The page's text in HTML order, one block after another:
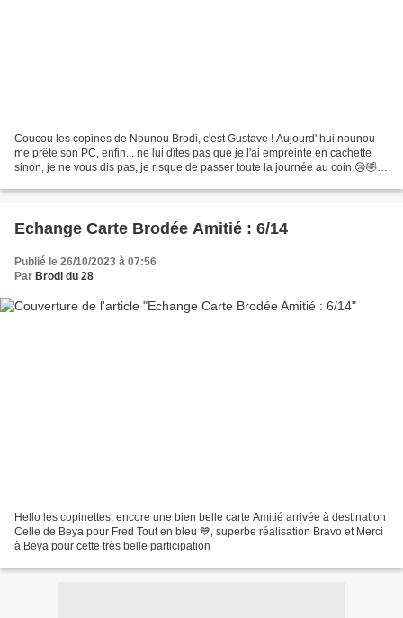
Coucou les copines de Nounou Brodi, c'est Gustave ! Aujourd' hui nounou
me prête son PC, enfin... ne lui dîtes pas que je l'ai empreinté en cachette
sinon, je ne vous dis pas, je risque de passer toute la journée au coin 😢🤣
Echange Carte Brodée Amitié : 6/14
Publié le 26/10/2023 à 07:56
Par Brodi du 28
Hello les copinettes, encore une bien belle carte Amitié arrivée à destination
Celle de Beya pour Fred Tout en bleu 💙, superbe réalisation Bravo et Merci
à Beya pour cette très belle participation